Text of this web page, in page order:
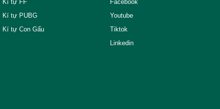
Kí tự FF
Kí tự PUBG
Kí tự Con Gấu
Facebook
Youtube
Tiktok
Linkedin